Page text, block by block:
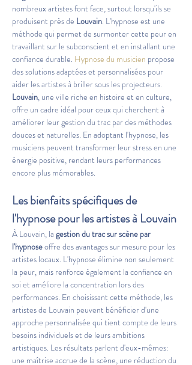
nombreux artistes font face, surtout lorsqu'ils se
produisent près de Louvain. L'hypnose est une
méthode qui permet de surmonter cette peur en
travaillant sur le subconscient et en installant une
confiance durable. Hypnose du musicien propose
des solutions adaptées et personnalisées pour
aider les artistes à briller sous les projecteurs.
Louvain, une ville riche en histoire et en culture,
offre un cadre idéal pour ceux qui cherchent à
améliorer leur gestion du trac par des méthodes
douces et naturelles. En adoptant l'hypnose, les
musiciens peuvent transformer leur stress en une
énergie positive, rendant leurs performances
encore plus mémorables.
Les bienfaits spécifiques de
l'hypnose pour les artistes à Louvain
À Louvain, la gestion du trac sur scène par
l'hypnose offre des avantages sur mesure pour les
artistes locaux. L'hypnose élimine non seulement
la peur, mais renforce également la confiance en
soi et améliore la concentration lors des
performances. En choisissant cette méthode, les
artistes de Louvain peuvent bénéficier d'une
approche personnalisée qui tient compte de leurs
besoins individuels et de leurs ambitions
artistiques. Les résultats parlent d'eux-mêmes:
une maîtrise accrue de la scène, une réduction du